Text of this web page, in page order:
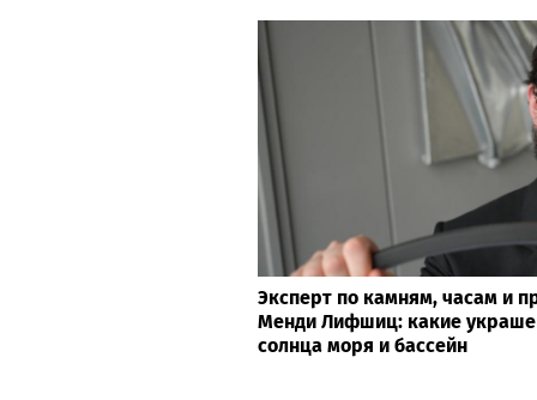
Эксперт по камням, часам и
Менди Лифшиц: какие
солнца моря и бассейн